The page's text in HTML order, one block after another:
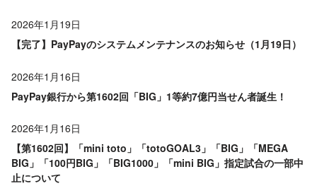
2026年1月19日
【完了】PayPayのシステムメンテナンスのお知らせ（1月19日）
2026年1月16日
PayPay銀行から第1602回「BIG」1等約7億円当せん者誕生！
2026年1月16日
【第1602回】「mini toto」「totoGOAL3」「BIG」「MEGA
BIG」「100円BIG」「BIG1000」「mini BIG」指定試合の一部中
止について